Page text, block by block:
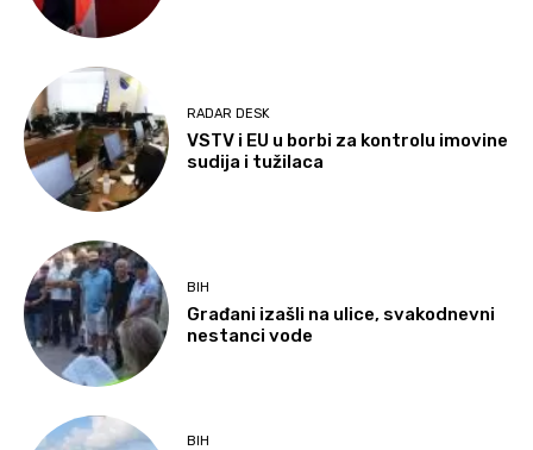
RADAR DESK
VSTV i EU u borbi za kontrolu imovine
sudija i tužilaca
BIH
Građani izašli na ulice, svakodnevni
nestanci vode
BIH